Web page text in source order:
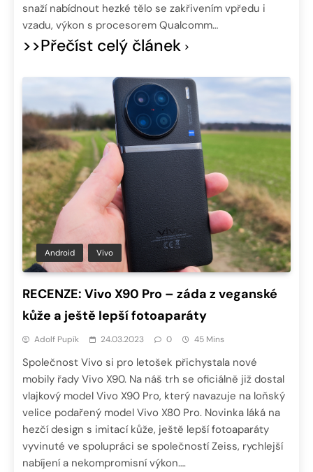
snaží nabídnout hezké tělo se zakřivením vpředu i
vzadu, výkon s procesorem Qualcomm…
>>Přečíst celý článek
Android Vivo
RECENZE: Vivo X90 Pro – záda z veganské
kůže a ještě lepší fotoaparáty
Adolf Pupík 24.03.2023 0 45 Mins
Společnost Vivo si pro letošek přichystala nové
mobily řady Vivo X90. Na náš trh se oficiálně již dostal
vlajkový model Vivo X90 Pro, který navazuje na loňský
velice podařený model Vivo X80 Pro. Novinka láká na
hezčí design s imitací kůže, ještě lepší fotoaparáty
vyvinuté ve spolupráci se společností Zeiss, rychlejší
nabíjení a nekompromisní výkon….